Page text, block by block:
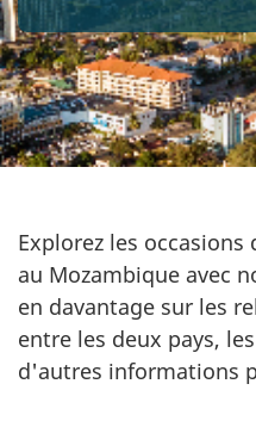
Explorez les occasions
au Mozambique avec
en davantage sur les
entre les deux pays,
d'autres informations